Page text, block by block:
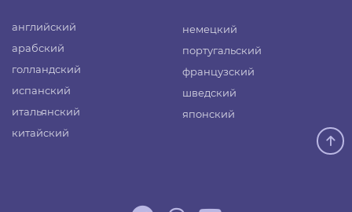
английский
арабский
голландский
испанский
итальянский
китайский
немецкий
португальский
французский
шведский
японский